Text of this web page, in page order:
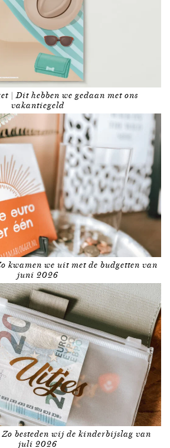
| Dit hebben we gedaan met ons
vakantiegeld
kwamen we uit met de budgetten van
juni 2026
Zo besteden wij de kinderbijslag van
juli 2026